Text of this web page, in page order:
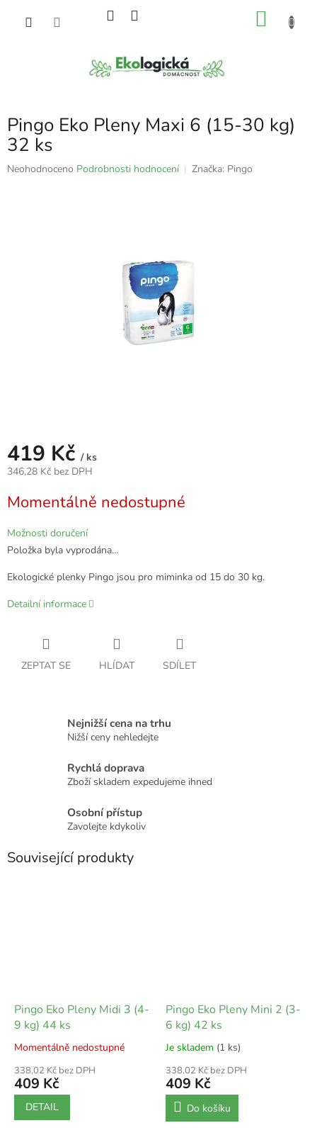
Pingo Eko Pleny Maxi 6 (15-30 kg)
32 ks
Průměrné
Neohodnoceno Podrobnosti hodnocení Značka: Pingo
419 Kč / ks
346,28 Kč bez DPH
cena:
Momentálně nedostupné
Možnosti doručení
Položka byla vyprodána…
Ekologické plenky Pingo jsou pro miminka od 15 do 30 kg.
Detailní informace
ZEPTAT SE HLÍDAT SDÍLET
Nejnižší cena na trhu
Nižší ceny nehledejte
Rychlá doprava
Zboží skladem expedujeme ihned
Osobní přístup
Zavolejte kdykoliv
Související produkty
Pingo Eko Pleny Midi 3 (4-
9 kg) 44 ks
Momentálně nedostupné
338,02 Kč bez DPH
409 Kč
DETAIL
Pingo Eko Pleny Mini 2 (3-
6 kg) 42 ks
Je skladem (1 ks)
338,02 Kč bez DPH
409 Kč
Do košíku